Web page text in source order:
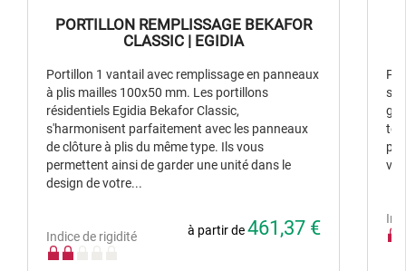
PORTILLON REMPLISSAGE BEKAFOR
CLASSIC | EGIDIA
Portillon 1 vantail avec remplissage en panneaux
à plis mailles 100x50 mm. Les portillons
résidentiels Egidia Bekafor Classic,
s'harmonisent parfaitement avec les panneaux
de clôture à plis du même type. Ils vous
permettent ainsi de garder une unité dans le
design de votre...
Indice de rigidité à partir de461,37 €